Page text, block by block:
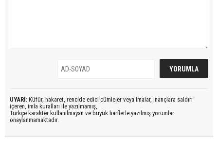
UYARI: Küfür, hakaret, rencide edici cümleler veya imalar, inançlara saldırı
içeren, imla kuralları ile yazılmamış,
Türkçe karakter kullanılmayan ve büyük harflerle yazılmış yorumlar
onaylanmamaktadır.